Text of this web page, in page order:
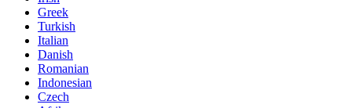
Greek
Turkish
Italian
Danish
Romanian
Indonesian
Czech